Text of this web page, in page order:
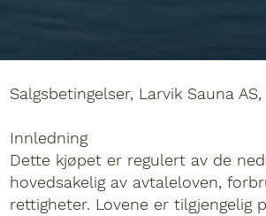
Salgsbetingelser, Larvik Sauna
Innledning
Dette kjøpet er regulert av de
hovedsakelig av avtaleloven,
rettigheter. Lovene er tilgjengelig